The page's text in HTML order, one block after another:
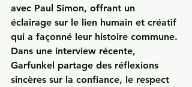
avec Paul Simon, offrant un
éclairage sur le lien humain et créatif
qui a façonné leur histoire commune.
Dans une interview récente,
Garfunkel partage des réflexions
sincères sur la confiance, le respect